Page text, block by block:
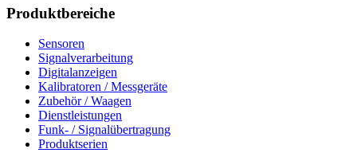
Produktbereiche
Sensoren
Signalverarbeitung
Digitalanzeigen
Kalibratoren / Messgeräte
Zubehör / Waagen
Dienstleistungen
Funk- / Signalübertragung
Produktserien